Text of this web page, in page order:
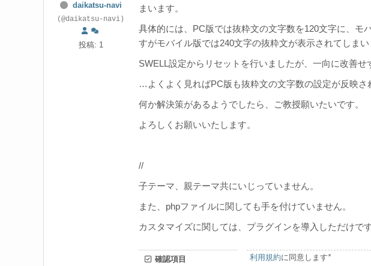
daikatsu-navi
(@daikatsu-navi)
投稿: 1
まいます。
具体的には、PC版では抜粋文の文字数を120文字に、モ
すがモバイル版では240文字の抜粋文が表示されてしまい
SWELL設定からリセットを行いましたが、一向に改善せ
…よくよく見ればPC版も抜粋文の文字数の設定が反映さ
何か解決策があるようでしたら、ご教授願いたいです。
よろしくお願いいたします。
//
子テーマ、親テーマ共にいじっていません。
また、phpファイルに関しても手を付けていません。
カスタマイズに関しては、プラグインを導入しただけです
確認項目 利用規約に同意します*